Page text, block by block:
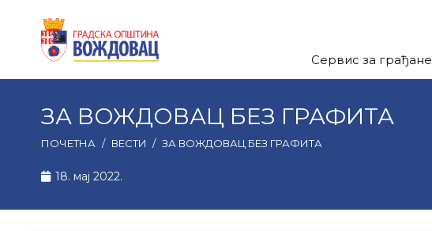
Сервис за грађане
ЗА ВОЖДОВАЦ БЕЗ ГРАФИТА
ПОЧЕТНА / ВЕСТИ / ЗА ВОЖДОВАЦ БЕЗ ГРАФИТА
18. мај 2022.